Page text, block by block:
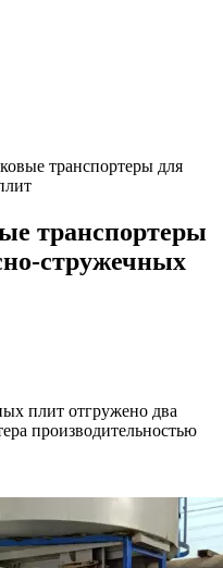
транспортеры для
транспортеры
стружечных
плит отгружено два
производительностью